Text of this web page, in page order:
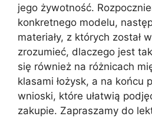
jego żywotność.
konkretnego modelu,
materiały, z których został
zrozumieć, dlaczego jest
się również na różnicach
klasami łożysk, a na końcu
wnioski, które ułatwią
zakupie. Zapraszamy do